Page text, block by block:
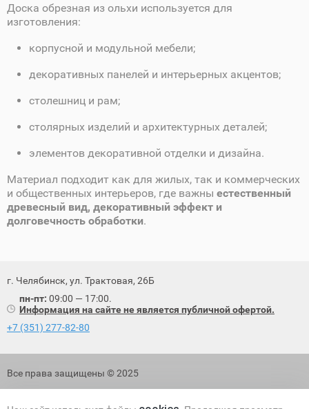
Доска обрезная из ольхи используется для
изготовления:
корпусной и модульной мебели;
декоративных панелей и интерьерных акцентов;
столешниц и рам;
столярных изделий и архитектурных деталей;
элементов декоративной отделки и дизайна.
Материал подходит как для жилых, так и коммерческих
и общественных интерьеров, где важны естественный
древесный вид, декоративный эффект и
долговечность обработки.
г. Челябинск, ул. Трактовая, 26Б
пн-пт: 09:00 — 17:00.
Информация на сайте не является публичной офертой.
+7 (351) 277-82-80
Все права защищены © 2025